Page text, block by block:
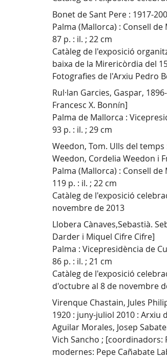
Bonet de Sant Pere : 1917-
Palma (Mallorca) : Consell
87 p. : il. ; 22 cm
Catàleg de l'exposició
baixa de la Mirericòrdia del
Fotografies de l'Arxiu Pedro
Rul·lan Garcies, Gaspar,
Francesc X. Bonnín]
Palma de Mallorca :
93 p. : il. ; 29 cm
Weedon, Tom. Ulls del
Weedon, Cordelia Weedon i
Palma (Mallorca) : Consell
119 p. : il. ; 22 cm
Catàleg de l'exposició
novembre de 2013
Llobera Cànaves,Sebastià.
Darder i Miquel Cifre Cifre]
Palma : Vicepresidència de
86 p. : il. ; 21 cm
Catàleg de l'exposició
d'octubre al 8 de novembre
Virenque Chastain, Jules
1920 : juny-juliol 2010 : Arxiu
Aguilar Morales, Josep
Vich Sancho ; [coordinadors:
modernes: Pepe Cañabate